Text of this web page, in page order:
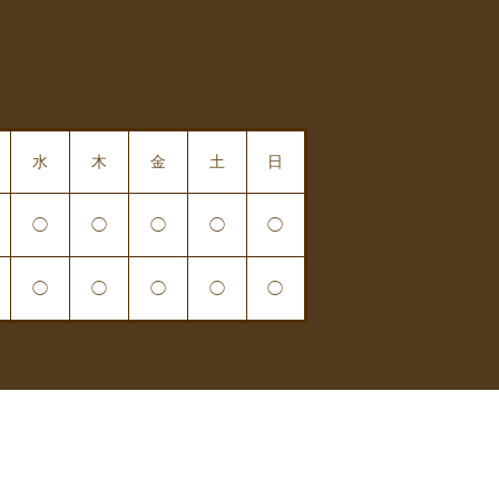
水 木 金 土 日
◯ ◯ ◯ ◯ ◯
◯ ◯ ◯ ◯ ◯